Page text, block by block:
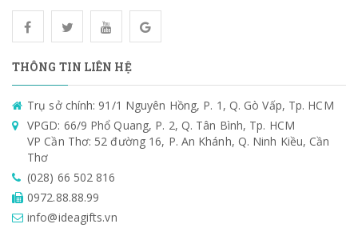
THÔNG TIN LIÊN HỆ
Trụ sở chính: 91/1 Nguyên Hồng, P. 1, Q. Gò Vấp, Tp. HCM
VPGD: 66/9 Phổ Quang, P. 2, Q. Tân Bình, Tp. HCM
VP Cần Thơ: 52 đường 16, P. An Khánh, Q. Ninh Kiều, Cần
Thơ
(028) 66 502 816
0972.88.88.99
info@ideagifts.vn